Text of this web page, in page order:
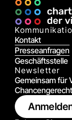
Kontakt
Presseanfragen
Geschäftsstelle
Newsletter
Gemeinsam für